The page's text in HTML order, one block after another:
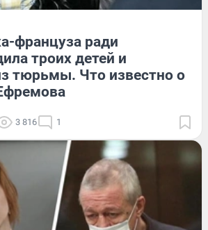
француза ради
троих детей и
тюрьмы. Что известно о
3 816 1